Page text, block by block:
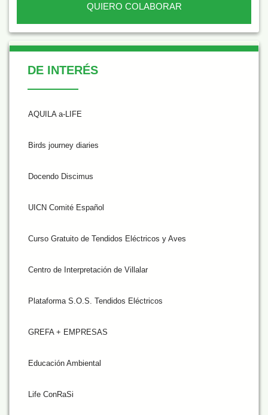
QUIERO COLABORAR
De Interés
DE INTERÉS
AQUILA a-LIFE
Birds journey diaries
Docendo Discimus
UICN Comité Español
Curso Gratuito de Tendidos Eléctricos y Aves
Centro de Interpretación de Villalar
Plataforma S.O.S. Tendidos Eléctricos
GREFA + EMPRESAS
Educación Ambiental
Life ConRaSi